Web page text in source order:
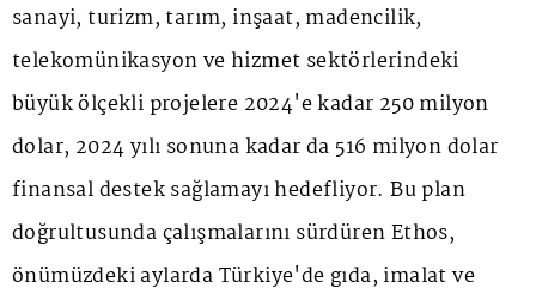
sanayi, turizm, tarım, inşaat, madencilik,
telekomünikasyon ve hizmet sektörlerindeki
büyük ölçekli projelere 2024'e kadar 250 milyon
dolar, 2024 yılı sonuna kadar da 516 milyon dolar
finansal destek sağlamayı hedefliyor. Bu plan
doğrultusunda çalışmalarını sürdüren Ethos,
önümüzdeki aylarda Türkiye'de gıda, imalat ve